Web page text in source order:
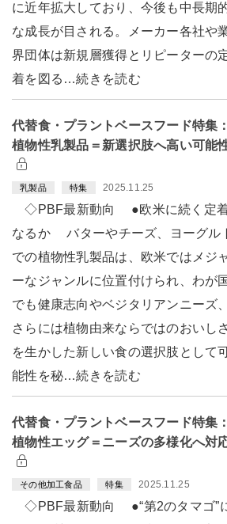
に近年拡大しており、今後も中長期
な成長が目される。メーカー各社や
界団体は新規層獲得とリピーターの
着を図る…続きを読む
代替食・プラントベースフード特集：
植物性乳製品＝新選択肢へ高い可能
乳製品 特集 2025.11.25
◇PBF最新動向 ●欧米に続く定
なるか バターやチーズ、ヨーグル
での植物性乳製品は、欧米ではメジ
ーなジャンルに位置付けられ、わが国
でも健康志向やベジタリアンニーズ、
さらには植物由来ならではのおいしさ
を生かした新しい食の選択肢として
能性を秘…続きを読む
代替食・プラントベースフード特集：
植物性エッグ＝ニーズの多様化へ対
その他加工食品 特集 2025.11.25
◇PBF最新動向 ●“第2のタマゴ”